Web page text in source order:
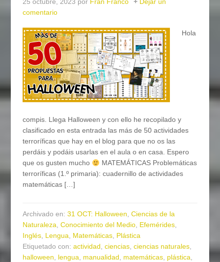
25 octubre, 2023 por Fran Franco
Dejar un
comentario
Hola
compis. Llega Halloween y con ello he recopilado y
clasificado en esta entrada las más de 50 actividades
terroríficas que hay en el blog para que no os las
perdáis y podáis usarlas en el aula o en casa. Espero
que os gusten mucho
MATEMÁTICAS Problemáticas
terroríficas (1.º primaria): cuadernillo de actividades
matemáticas […]
Archivado en:31 OCT: Halloween,Ciencias de la
Naturaleza,Conocimiento del Medio, Efemérides,
Inglés, Lengua, Matemáticas, Plástica
Etiquetado con:actividad,ciencias,ciencias naturales,
halloween, lengua, manualidad, matemáticas, plástica,